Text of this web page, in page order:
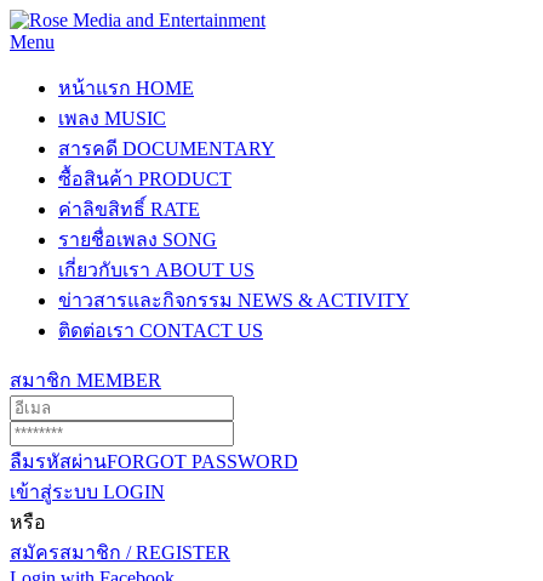
Menu
หน้าแรก HOME
เพลง MUSIC
สารคดี DOCUMENTARY
ซื้อสินค้า PRODUCT
ค่าลิขสิทธิ์ RATE
รายชื่อเพลง SONG
เกี่ยวกับเรา ABOUT US
ข่าวสารและกิจกรรม NEWS & ACTIVITY
ติดต่อเรา CONTACT US
สมาชิก MEMBER
ลืมรหัสผ่านFORGOT PASSWORD
เข้าสู่ระบบ LOGIN
หรือ
สมัครสมาชิก / REGISTER